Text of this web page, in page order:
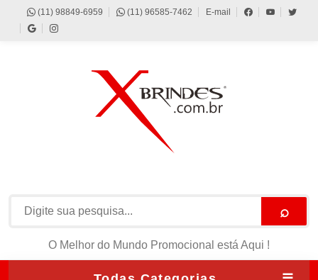
(11) 98849-6959 (11) 96585-7462 E-mail
⌕
O Melhor do Mundo Promocional está Aqui !